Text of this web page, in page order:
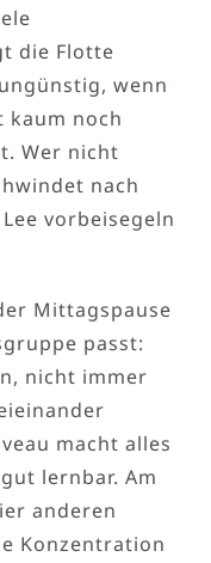
die Flotte
wenn
kaum noch
Wer nicht
nach
vorbeisegeln
Mittagspause
passt:
nicht immer
macht alles
lernbar. Am
anderen
Konzentration